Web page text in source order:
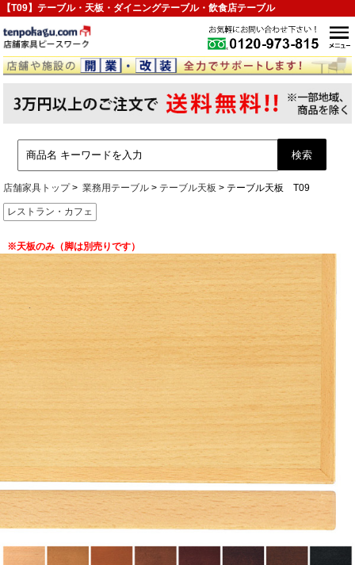
【T09】テーブル・天板・ダイニングテーブル・飲食店テーブル
店舗家具トップ 業務用テーブル テーブル天板 テーブル天板 T09
レストラン・カフェ
※天板のみ（脚は別売りです）